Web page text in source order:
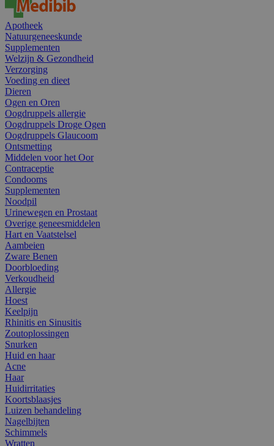
Apotheek
Natuurgeneeskunde
Supplementen
Welzijn & Gezondheid
Verzorging
Voeding en dieet
Dieren
Ogen en Oren
Oogdruppels allergie
Oogdruppels Droge Ogen
Oogdruppels Glaucoom
Ontsmetting
Middelen voor het Oor
Contraceptie
Condooms
Supplementen
Noodpil
Urinewegen en Prostaat
Overige geneesmiddelen
Hart en Vaatstelsel
Aambeien
Zware Benen
Doorbloeding
Verkoudheid
Allergie
Hoest
Keelpijn
Rhinitis en Sinusitis
Zoutoplossingen
Snurken
Huid en haar
Acne
Haar
Huidirritaties
Koortsblaasjes
Luizen behandeling
Nagelbijten
Schimmels
Wratten